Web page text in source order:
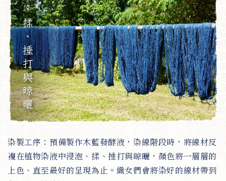
染製工序：預備製作木藍發酵液，染線階段時，將線材反
複在植物染液中浸泡、揉、捶打與晾曬，顏色將一層層的
上色、直至最好的呈現為止。織女們會將染好的線材帶到